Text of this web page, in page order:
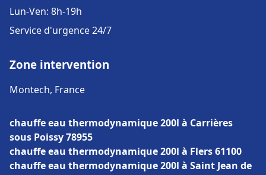
Lun-Ven: 8h-19h
Service d'urgence 24/7
Zone intervention
Montech, France
chauffe eau thermodynamique 200l à Carrières
sous Poissy 78955
chauffe eau thermodynamique 200l à Flers 61100
chauffe eau thermodynamique 200l à Saint Jean de